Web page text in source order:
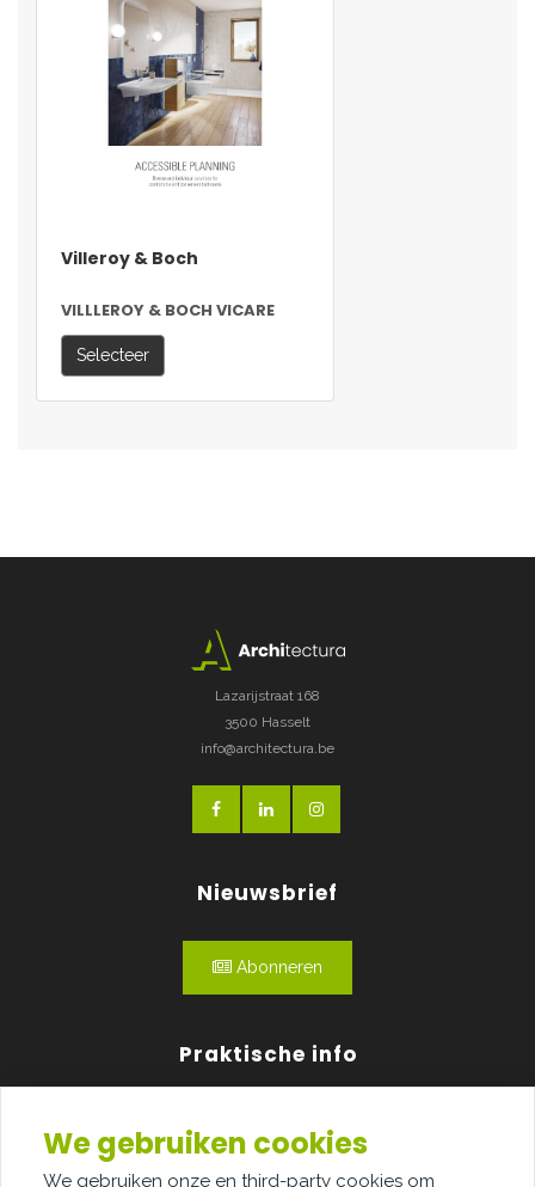
Villeroy & Boch
VILLLEROY & BOCH VICARE
Selecteer
Lazarijstraat 168
3500 Hasselt
info@architectura.be
Nieuwsbrief
Abonneren
Praktische info
Over ons
We gebruiken cookies
We gebruiken onze en third-party cookies om